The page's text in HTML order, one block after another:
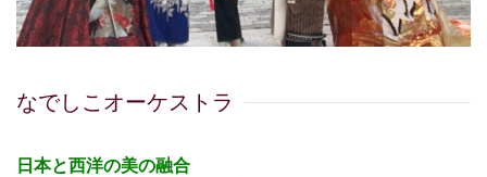
なでしこオーケストラ
日本と西洋の美の融合